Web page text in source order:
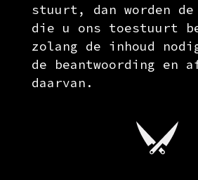
stuurt, dan worden de
die u ons toestuurt
zolang de inhoud
de beantwoording en
daarvan.